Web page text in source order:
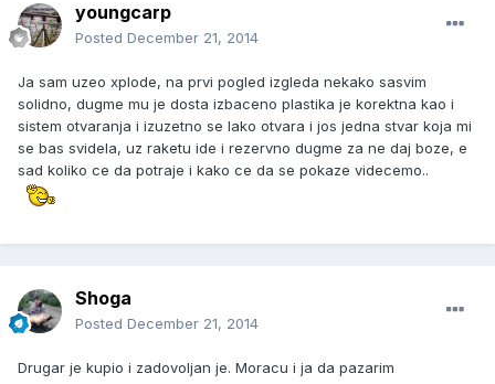
youngcarp
Posted December 21, 2014
Ja sam uzeo xplode, na prvi pogled izgleda nekako sasvim
solidno, dugme mu je dosta izbaceno plastika je korektna kao i
sistem otvaranja i izuzetno se lako otvara i jos jedna stvar koja mi
se bas svidela, uz raketu ide i rezervno dugme za ne daj boze, e
sad koliko ce da potraje i kako ce da se pokaze videcemo..
Shoga
Posted December 21, 2014
Drugar je kupio i zadovoljan je. Moracu i ja da pazarim